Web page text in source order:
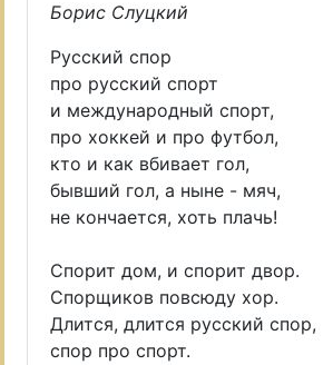
Борис Слуцкий
Русский спор
про русский спорт
и международный спорт,
про хоккей и про футбол,
кто и как вбивает гол,
бывший гол, а ныне - мяч,
не кончается, хоть плачь!
Спорит дом, и спорит двор.
Спорщиков повсюду хор.
Длится, длится русский спор,
спор про спорт.